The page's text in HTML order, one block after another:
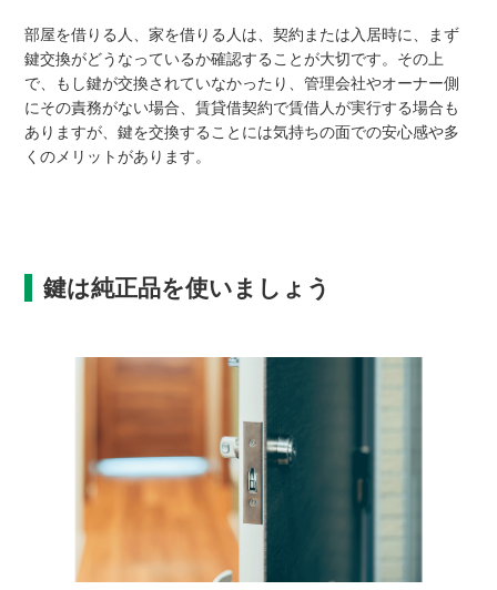
部屋を借りる人、家を借りる人は、契約または入居時に、まず
鍵交換がどうなっているか確認することが大切です。その上
で、もし鍵が交換されていなかったり、管理会社やオーナー側
にその責務がない場合、賃貸借契約で賃借人が実行する場合も
ありますが、鍵を交換することには気持ちの面での安心感や多
くのメリットがあります。
鍵は純正品を使いましょう